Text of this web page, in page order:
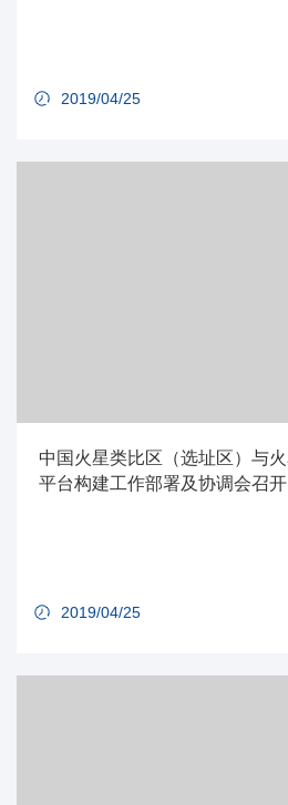
2019/04/25
中国火星类比区（选址区）与
平台构建工作部署及协调会召开
2019/04/25